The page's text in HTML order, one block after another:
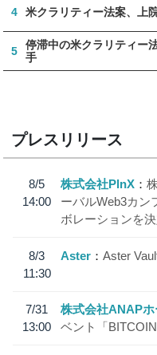
4 米クラリティー法案、上
5
停滞中の米クラリティー
手
プレスリリース
8/5
14:00
株式会社PlnX
ーバルWeb3カン
ボレーションを
8/3
11:30
Aster Aster
7/31
13:00
株式会社ANAP
ベント「